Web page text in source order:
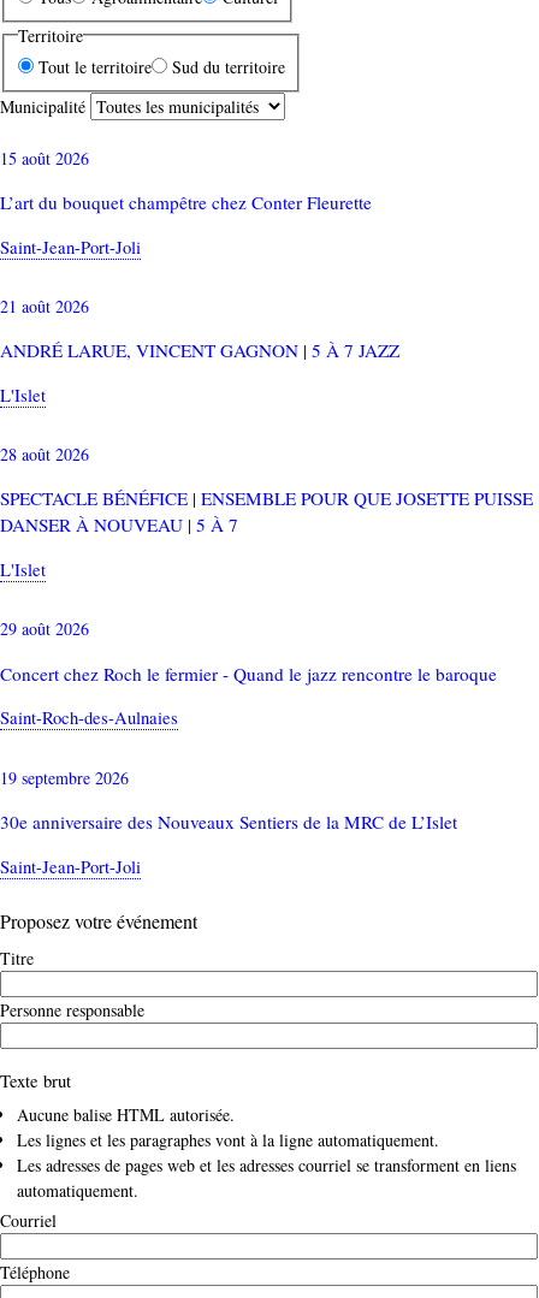
Territoire
Tout le territoire
Sud du territoire
Municipalité
15 août 2026
L’art du bouquet champêtre chez Conter Fleurette
Saint-Jean-Port-Joli
21 août 2026
ANDRÉ LARUE, VINCENT GAGNON | 5 À 7 JAZZ
L'Islet
28 août 2026
SPECTACLE BÉNÉFICE | ENSEMBLE POUR QUE JOSETTE PUISSE
DANSER À NOUVEAU | 5 À 7
L'Islet
29 août 2026
Concert chez Roch le fermier - Quand le jazz rencontre le baroque
Saint-Roch-des-Aulnaies
19 septembre 2026
30e anniversaire des Nouveaux Sentiers de la MRC de L’Islet
Saint-Jean-Port-Joli
Proposez votre événement
Titre
Personne responsable
Texte brut
Aucune balise HTML autorisée.
Les lignes et les paragraphes vont à la ligne automatiquement.
Les adresses de pages web et les adresses courriel se transforment en liens
automatiquement.
Courriel
Téléphone